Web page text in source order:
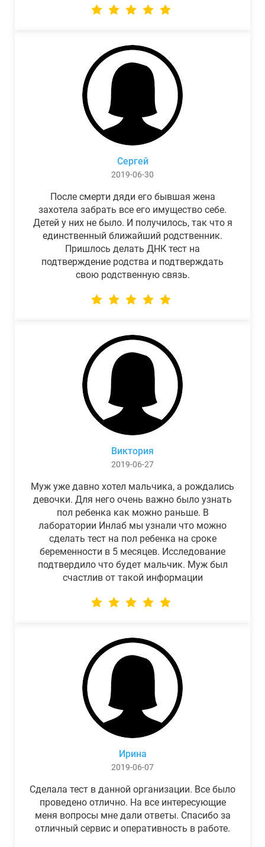
Сергей
2019-06-30
После смерти дяди его бывшая жена
захотела забрать все его имущество себе.
Детей у них не было. И получилось, так что я
единственный ближайший родственник.
Пришлось делать ДНК тест на
подтверждение родства и подтверждать
свою родственную связь.
Виктория
2019-06-27
Муж уже давно хотел мальчика, а рождались
девочки. Для него очень важно было узнать
пол ребенка как можно раньше. В
лаборатории Инлаб мы узнали что можно
сделать тест на пол ребенка на сроке
беременности в 5 месяцев. Исследование
подтвердило что будет мальчик. Муж был
счастлив от такой информации
Ирина
2019-06-07
Сделала тест в данной организации. Все было
проведено отлично. На все интересующие
меня вопросы мне дали ответы. Спасибо за
отличный сервис и оперативность в работе.